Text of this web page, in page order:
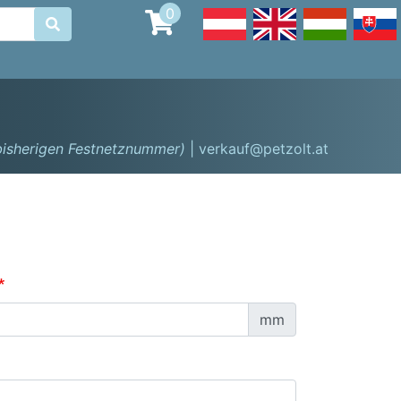

0
Festnetznummer) | verkauf@petzolt.at
mm